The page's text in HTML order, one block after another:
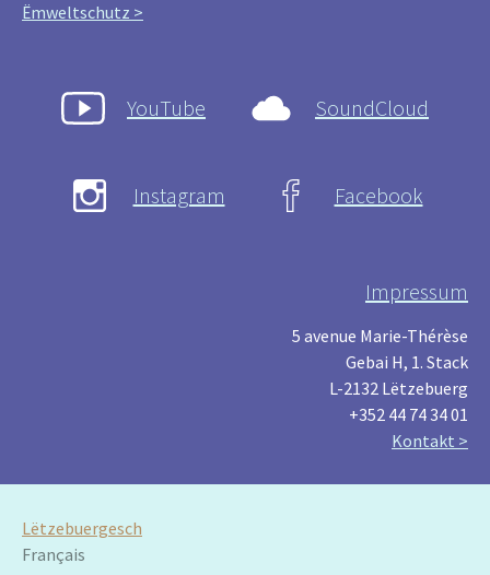
Ëmweltschutz >
YouTube SoundCloud
Instagram Facebook
Impressum
5 avenue Marie-Thérèse
Gebai H, 1. Stack
L-2132 Lëtzebuerg
+352 44 74 34 01
Kontakt >
Lëtzebuergesch
Français